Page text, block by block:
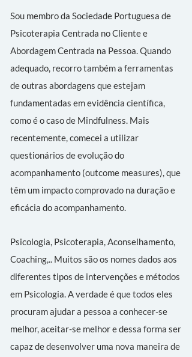
Sou membro da Sociedade Portuguesa de
Psicoterapia Centrada no Cliente e
Abordagem Centrada na Pessoa. Quando
adequado, recorro também a ferramentas
de outras abordagens que estejam
fundamentadas em evidência científica,
como é o caso de Mindfulness. Mais
recentemente, comecei a utilizar
questionários de evolução do
acompanhamento (outcome measures), que
têm um impacto comprovado na duração e
eficácia do acompanhamento.
Psicologia, Psicoterapia, Aconselhamento,
Coaching,.. Muitos são os nomes dados aos
diferentes tipos de intervenções e métodos
em Psicologia. A verdade é que todos eles
procuram ajudar a pessoa a conhecer-se
melhor, aceitar-se melhor e dessa forma ser
capaz de desenvolver uma nova maneira de